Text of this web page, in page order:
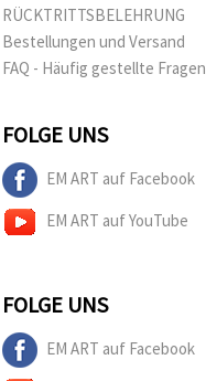
RÜCKTRITTSBELEHRUNG
Bestellungen und Versand
FAQ - Häufig gestellte Fragen
FOLGE UNS
EM ART auf Facebook
EM ART auf YouTube
FOLGE UNS
EM ART auf Facebook